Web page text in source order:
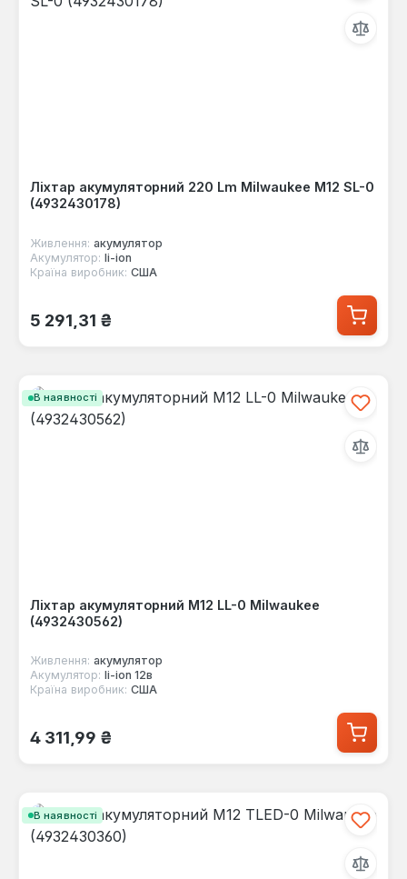
Ліхтар акумуляторний 220 Lm Milwaukee M12 SL-0
(4932430178)
Живлення: акумулятор
Акумулятор: li-ion
Країна виробник: США
Звичайна ціна:
5 291,31 ₴
В наявності
Ліхтар акумуляторний M12 LL-0 Milwaukee
(4932430562)
Живлення: акумулятор
Акумулятор: li-ion 12в
Країна виробник: США
Звичайна ціна:
4 311,99 ₴
В наявності